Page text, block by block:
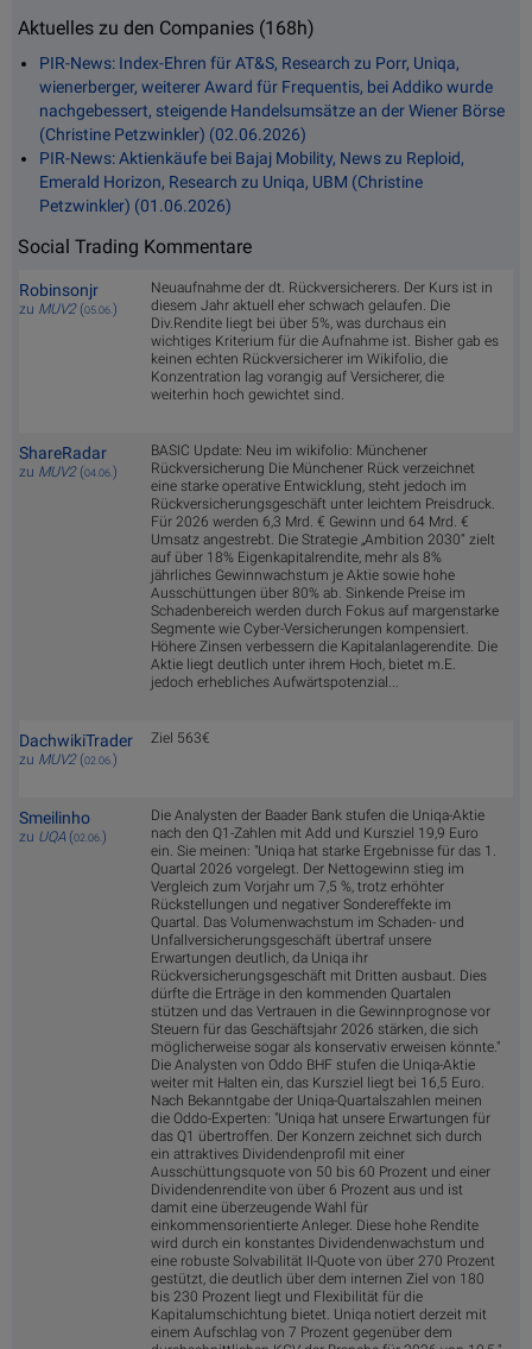
Aktuelles zu den Companies (168h)
PIR-News: Index-Ehren für AT&S, Research zu Porr, Uniqa,
wienerberger, weiterer Award für Frequentis, bei Addiko wurde
nachgebessert, steigende Handelsumsätze an der Wiener Börse
(Christine Petzwinkler) (02.06.2026)
PIR-News: Aktienkäufe bei Bajaj Mobility, News zu Reploid,
Emerald Horizon, Research zu Uniqa, UBM (Christine
Petzwinkler) (01.06.2026)
Social Trading Kommentare
Robinsonjr
zu MUV2(05.06.)
Neuaufnahme der dt. Rückversicherers. Der Kurs ist in
diesem Jahr aktuell eher schwach gelaufen. Die
Div.Rendite liegt bei über 5%, was durchaus ein
wichtiges Kriterium für die Aufnahme ist. Bisher gab es
keinen echten Rückversicherer im Wikifolio, die
Konzentration lag vorangig auf Versicherer, die
weiterhin hoch gewichtet sind.
ShareRadar
zu MUV2(04.06.)
BASIC Update: Neu im wikifolio: Münchener
Rückversicherung Die Münchener Rück verzeichnet
eine starke operative Entwicklung, steht jedoch im
Rückversicherungsgeschäft unter leichtem Preisdruck.
Für 2026 werden 6,3 Mrd. € Gewinn und 64 Mrd. €
Umsatz angestrebt. Die Strategie „Ambition 2030“ zielt
auf über 18% Eigenkapitalrendite, mehr als 8%
jährliches Gewinnwachstum je Aktie sowie hohe
Ausschüttungen über 80% ab. Sinkende Preise im
Schadenbereich werden durch Fokus auf margenstarke
Segmente wie Cyber-Versicherungen kompensiert.
Höhere Zinsen verbessern die Kapitalanlagerendite. Die
Aktie liegt deutlich unter ihrem Hoch, bietet m.E.
jedoch erhebliches Aufwärtspotenzial...
DachwikiTrader
zu MUV2(02.06.)
Ziel 563€
Smeilinho
zu UQA(02.06.)
Die Analysten der Baader Bank stufen die Uniqa-Aktie
nach den Q1-Zahlen mit Add und Kursziel 19,9 Euro
ein. Sie meinen: "Uniqa hat starke Ergebnisse für das 1.
Quartal 2026 vorgelegt. Der Nettogewinn stieg im
Vergleich zum Vorjahr um 7,5 %, trotz erhöhter
Rückstellungen und negativer Sondereffekte im
Quartal. Das Volumenwachstum im Schaden- und
Unfallversicherungsgeschäft übertraf unsere
Erwartungen deutlich, da Uniqa ihr
Rückversicherungsgeschäft mit Dritten ausbaut. Dies
dürfte die Erträge in den kommenden Quartalen
stützen und das Vertrauen in die Gewinnprognose vor
Steuern für das Geschäftsjahr 2026 stärken, die sich
möglicherweise sogar als konservativ erweisen könnte."
Die Analysten von Oddo BHF stufen die Uniqa-Aktie
weiter mit Halten ein, das Kursziel liegt bei 16,5 Euro.
Nach Bekanntgabe der Uniqa-Quartalszahlen meinen
die Oddo-Experten: "Uniqa hat unsere Erwartungen für
das Q1 übertroffen. Der Konzern zeichnet sich durch
ein attraktives Dividendenprofil mit einer
Ausschüttungsquote von 50 bis 60 Prozent und einer
Dividendenrendite von über 6 Prozent aus und ist
damit eine überzeugende Wahl für
einkommensorientierte Anleger. Diese hohe Rendite
wird durch ein konstantes Dividendenwachstum und
eine robuste Solvabilität II-Quote von über 270 Prozent
gestützt, die deutlich über dem internen Ziel von 180
bis 230 Prozent liegt und Flexibilität für die
Kapitalumschichtung bietet. Uniqa notiert derzeit mit
einem Aufschlag von 7 Prozent gegenüber dem